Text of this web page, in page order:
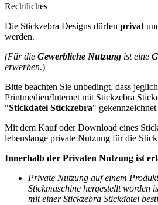
Rechtliches
Die Stickzebra Designs dürfen privat
werden.
(Für die Gewerbliche Nutzung ist eine
erwerben.)
Bitte beachten Sie unbedingt, dass
Printmedien/Internet mit Stickzebra
"Stickdatei Stickzebra" gekennzeichnet
Mit dem Kauf oder Download eines
lebenslange private Nutzung für die
Innerhalb der Privaten Nutzung ist
Private Nutzung auf einem
Stickmaschine hergestellt worden
mit einer Stickzebra Stickdatei